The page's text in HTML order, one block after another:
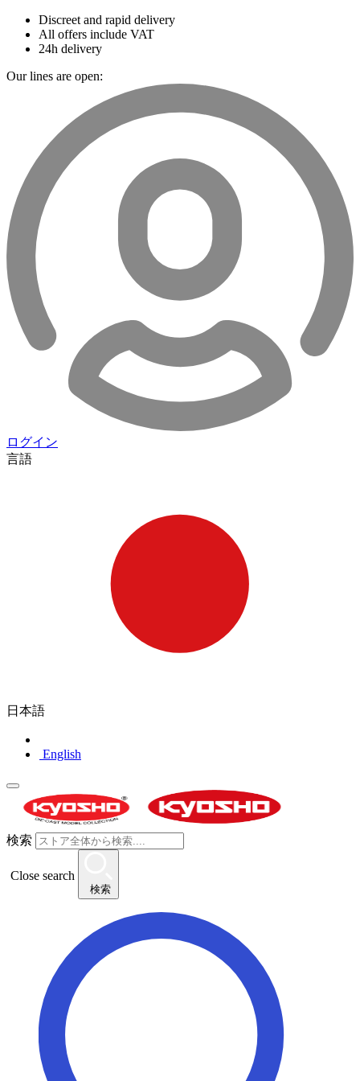
Discreet and rapid delivery
All offers include VAT
24h delivery
Our lines are open:
ログイン
言語
日本語
English
検索
Close search
検索